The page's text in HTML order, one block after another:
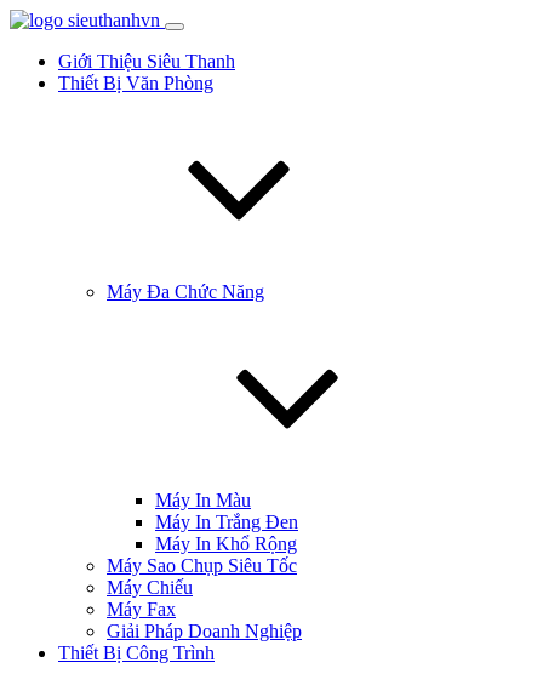
Giới Thiệu Siêu Thanh
Thiết Bị Văn Phòng
Máy Đa Chức Năng
Máy In Màu
Máy In Trắng Đen
Máy In Khổ Rộng
Máy Sao Chụp Siêu Tốc
Máy Chiếu
Máy Fax
Giải Pháp Doanh Nghiệp
Thiết Bị Công Trình